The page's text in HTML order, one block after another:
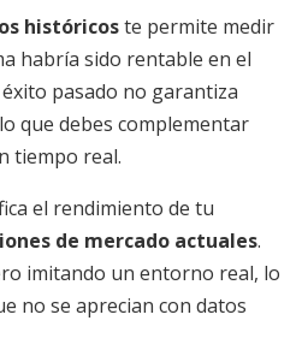
históricoste permite medir
habría sido rentable en el
pasado no garantiza
que debes complementar
tiempo real.
el rendimiento de tu
de mercado actuales.
imitando un entorno real, lo
no se aprecian con datos